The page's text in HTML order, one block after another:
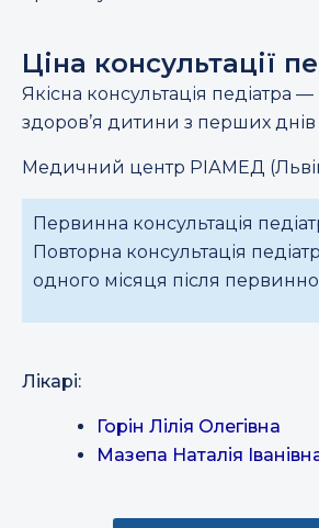
Ціна консультації
Якісна консультація педіатра —
здоров’я дитини з перших днів
Медичний центр РІАМЕД
Первинна консультація
Повторна консультація
одного місяця після
Лікарі:
Горін Лілія Олегівна
Мазепа Наталія